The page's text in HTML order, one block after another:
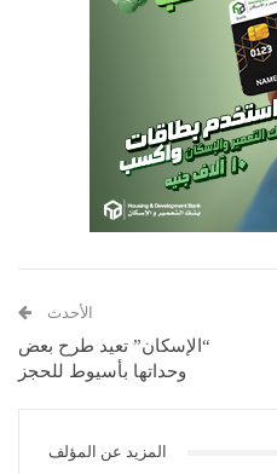
الأحدث
“الإسكان” تعيد طرح بعض
وحداتها بأسيوط للحجز
المزيد عن المؤلف